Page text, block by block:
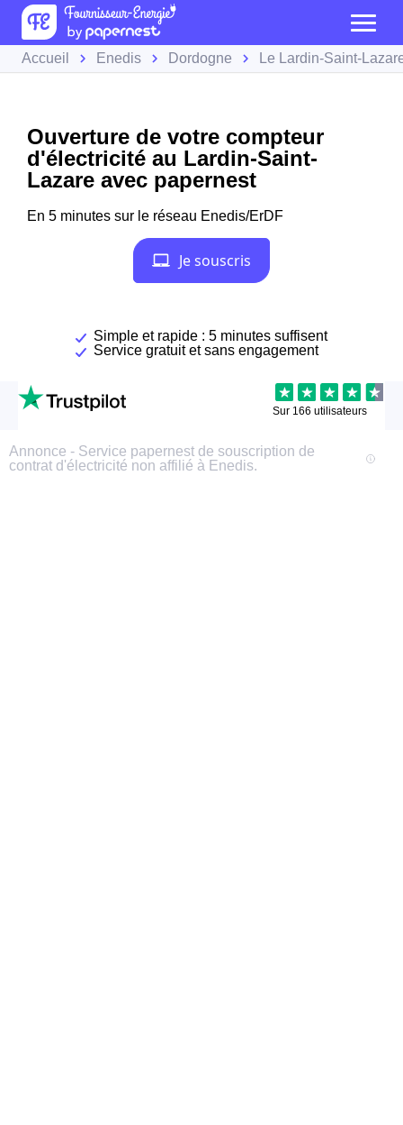
Accueil Enedis Dordogne Le Lardin-Saint-